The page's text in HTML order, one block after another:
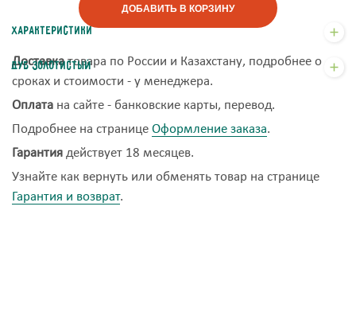
ДОБАВИТЬ В КОРЗИНУ
Доставкатовара по России и Казахстану, подробнее о
сроках и стоимости - у менеджера.
Оплата на сайте - банковские карты, перевод.
Подробнее на странице Оформление заказа.
Гарантия действует 18 месяцев.
Узнайте как вернуть или обменять товар на странице
Гарантия и возврат.
Характеристики
Дуб золотистый